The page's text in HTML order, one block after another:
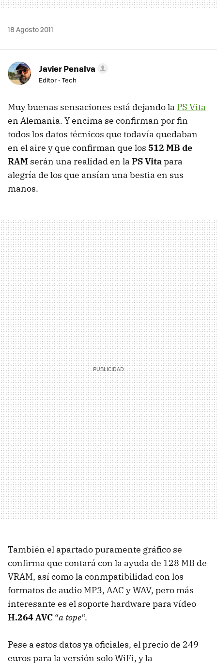
18 Agosto 2011
Javier Penalva
Editor - Tech
Muy buenas sensaciones está dejando la PS Vita
en Alemania. Y encima se confirman por fin
todos los datos técnicos que todavía quedaban
en el aire y que confirman que los 512 MB de
RAM serán una realidad en la PS Vitapara
alegría de los que ansían una bestia en sus
manos.
También el apartado puramente gráfico se
confirma que contará con la ayuda de 128 MB de
VRAM, así como la conmpatibilidad con los
formatos de audio MP3, AAC yWAV, pero más
interesante es el soporte hardware para vídeo
H.264 AVC “a tope“.
Pese a estos datos ya oficiales, el precio de 249
euros para la versión solo WiFi, y la